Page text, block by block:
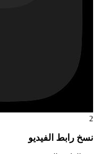
2
نسخ رابط الفيديو